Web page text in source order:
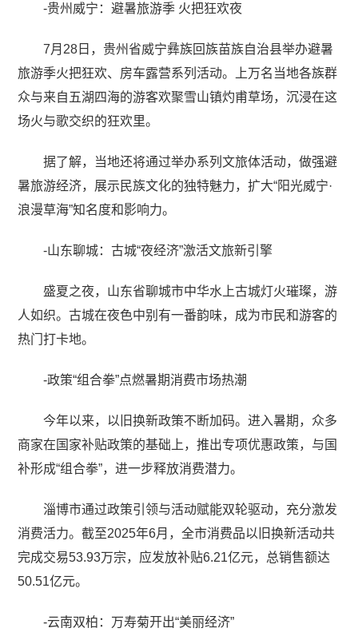
-贵州威宁：避暑旅游季 火把狂欢夜
7月28日，贵州省威宁彝族回族苗族自治县举办避暑
旅游季火把狂欢、房车露营系列活动。上万名当地各族群
众与来自五湖四海的游客欢聚雪山镇灼甫草场，沉浸在这
场火与歌交织的狂欢里。
据了解，当地还将通过举办系列文旅体活动，做强避
暑旅游经济，展示民族文化的独特魅力，扩大“阳光威宁·
浪漫草海”知名度和影响力。
-山东聊城：古城“夜经济”激活文旅新引擎
盛夏之夜，山东省聊城市中华水上古城灯火璀璨，游
人如织。古城在夜色中别有一番韵味，成为市民和游客的
热门打卡地。
-政策“组合拳”点燃暑期消费市场热潮
今年以来，以旧换新政策不断加码。进入暑期，众多
商家在国家补贴政策的基础上，推出专项优惠政策，与国
补形成“组合拳”，进一步释放消费潜力。
淄博市通过政策引领与活动赋能双轮驱动，充分激发
消费活力。截至2025年6月，全市消费品以旧换新活动共
完成交易53.93万宗，应发放补贴6.21亿元，总销售额达
50.51亿元。
-云南双柏：万寿菊开出“美丽经济”